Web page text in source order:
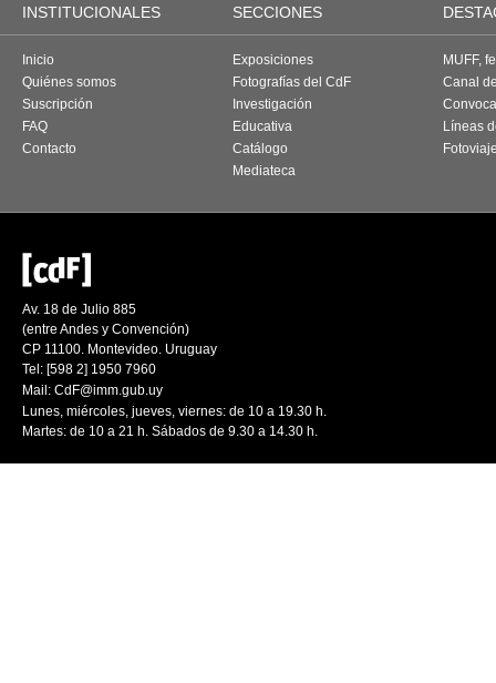
INSTITUCIONALES SECCIONES
Inicio
Quiénes somos
Suscripción
FAQ
Contacto
Exposiciones
Fotografías del CdF
Investigación
Educativa
Catálogo
Mediateca
MUFF,
Canal
Líneas
Av. 18 de Julio 885
(entre Andes y Convención)
CP 11100. Montevideo. Uruguay
Tel: [598 2] 1950 7960
Mail: CdF@imm.gub.uy
Lunes, miércoles, jueves, viernes: de 10 a 19.30 h.
Martes: de 10 a 21 h. Sábados de 9.30 a 14.30 h.